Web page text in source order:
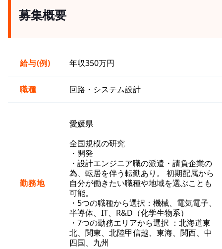
募集概要
給与(例) 年収350万円
職種 回路・システム設計
勤務地
愛媛県
全国規模の研究
・開発
・設計エンジニア職の派遣・請負企業の
為、転居を伴う転勤あり。 初期配属から
自分が働きたい職種や地域を選ぶことも
可能。
・5つの職種から選択：機械、電気電子、
半導体、IT、R&D（化学生物系）
・7つの勤務エリアから選択 ：北海道東
北、関東、北陸甲信越、東海、関西、中
四国、九州